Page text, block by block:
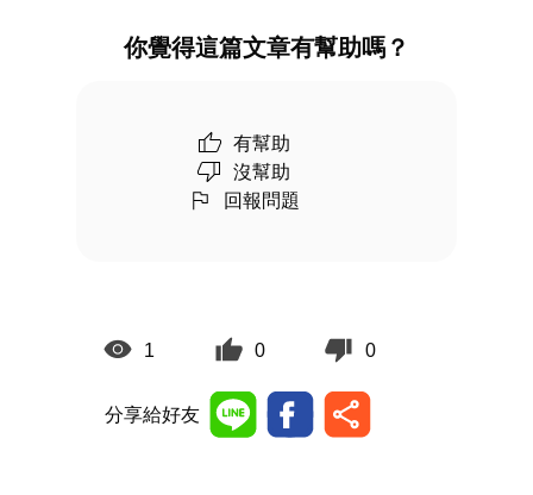
你覺得這篇文章有幫助嗎？
有幫助
沒幫助
回報問題
1 0 0
分享給好友